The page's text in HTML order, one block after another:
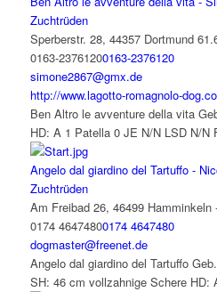
Zuchtrüden
Sperberstr. 28, 44357 Dortmund
0163-23761200163-2376120
simone2867@gmx.de
http://www.lagotto-romagnolo-
Ben Altro le avventure della vita
HD: A 1 Patella 0 JE N/N LSD N/N
Angelo dal giardino del Tartuffo -
Zuchtrüden
Am Freibad 26, 46499 Hamminkeln
0174 46474800174 4647480
dogmaster@freenet.de
Angelo dal giardino del Tartuffo
SH: 46 cm vollzahnige Schere HD: